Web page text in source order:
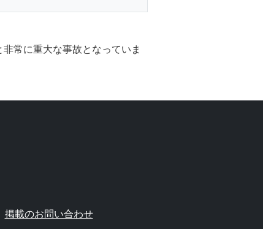
常に重大な事故となっていま
掲載のお問い合わせ